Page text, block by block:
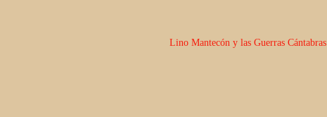
Lino Mantecón y las Guerras Cántabras